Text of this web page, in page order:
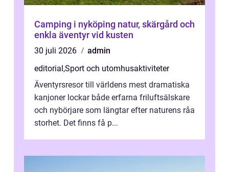
Camping i nyköping natur, skärgård och
enkla äventyr vid kusten
30 juli 2026
admin
editorial,Sport och utomhusaktiviteter
Äventyrsresor till världens mest dramatiska
kanjoner lockar både erfarna friluftsälskare
och nybörjare som längtar efter naturens råa
storhet. Det finns få p...